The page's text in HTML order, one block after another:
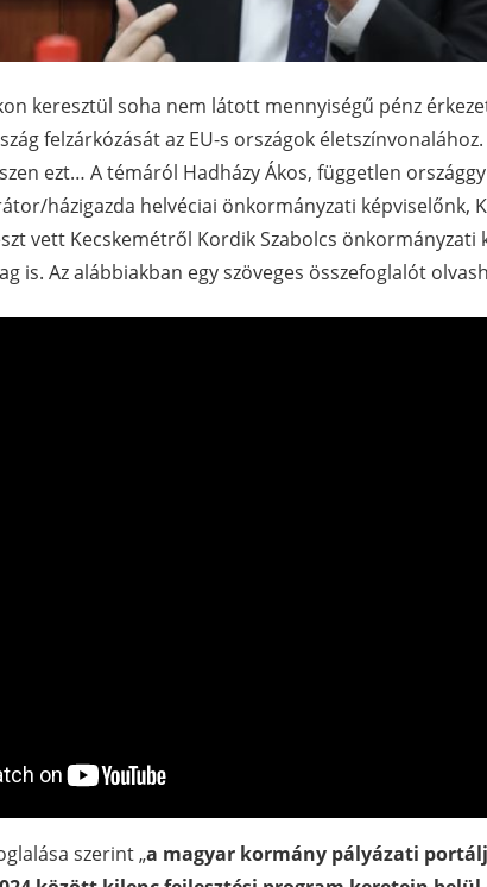
keresztül soha nem látott mennyiségű pénz
felzárkózását az EU-s országok
ezt… A témáról Hadházy Ákos, független
házigazda helvéciai önkormányzati képviselőnk,
vett Kecskemétről Kordik Szabolcs önkormányzati
is. Az alábbiakban egy szöveges összefoglalót
szerint „a magyar kormány pályázati